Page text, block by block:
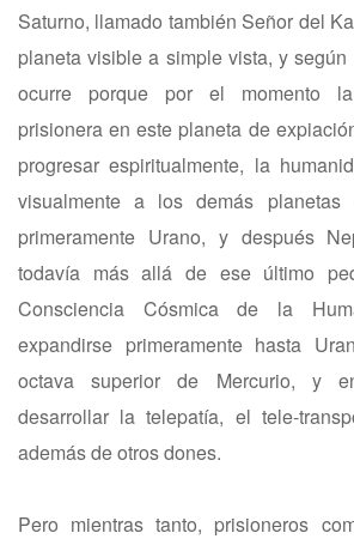
Saturno, llamado también Señor del
planeta visible a simple vista, y
ocurre porque por el momento
prisionera en este planeta de
progresar espiritualmente, la
visualmente a los demás planetas
primeramente Urano, y después
todavía más allá de ese último
Consciencia Cósmica de la
expandirse primeramente hasta
octava superior de Mercurio, y
desarrollar la telepatía, el tele-
además de otros dones.
Pero mientras tanto, prisioneros